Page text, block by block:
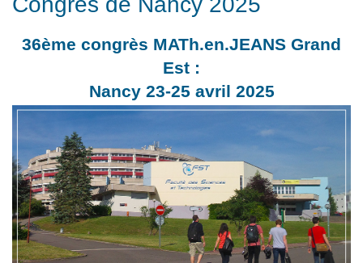
36ème congrès MATh.en.JEANS Grand
Est :
Nancy 23-25 avril 2025